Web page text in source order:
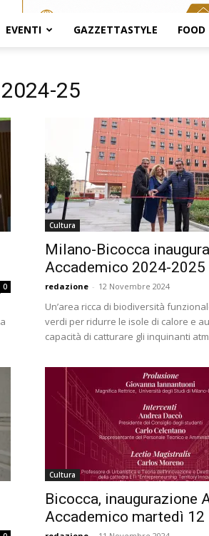
EVENTI GAZZETTASTYLE FOOD
25
0
Cultura
Milano-Bicocca inaugura
Accademico 2024-2025
redazione - 12 Novembre 2024
Un’area ricca di biodiversità
verdi per ridurre le isole di calore e
capacità di catturare gli inquinanti
Cultura
Bicocca, inaugurazione
Accademico martedì 12